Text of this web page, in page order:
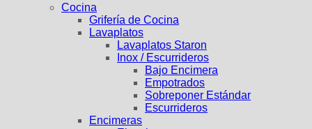
Cocina
Grifería de Cocina
Lavaplatos
Lavaplatos Staron
Inox / Escurrideros
Bajo Encimera
Empotrados
Sobreponer Estándar
Escurrideros
Encimeras